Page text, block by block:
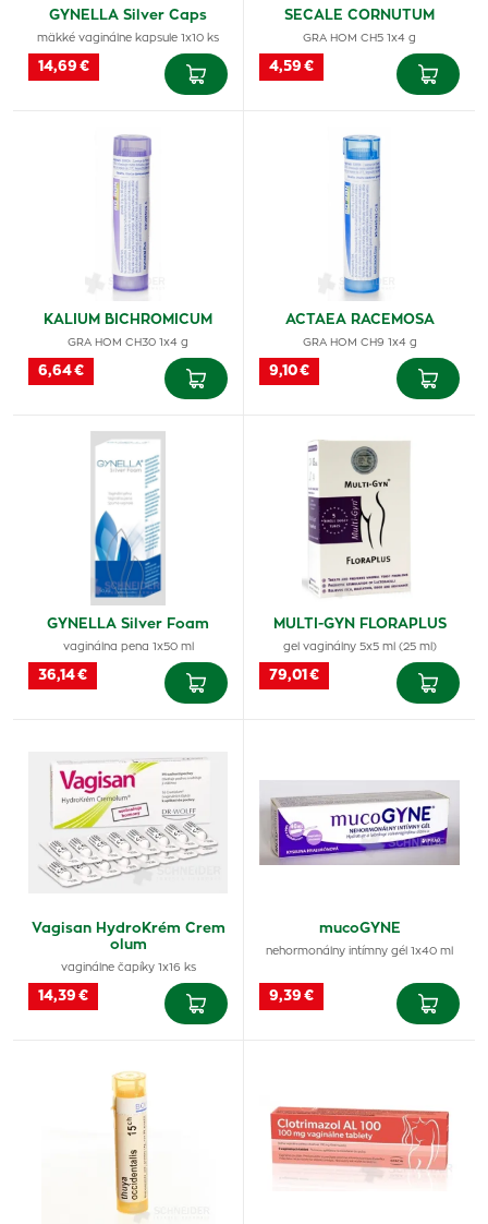
GYNELLA Silver Caps
mäkké vaginálne kapsule 1x10 ks
14,69 €
SECALE CORNUTUM
GRA HOM CH5 1x4 g
4,59 €
KALIUM BICHROMICUM
GRA HOM CH30 1x4 g
6,64 €
ACTAEA RACEMOSA
GRA HOM CH9 1x4 g
9,10 €
GYNELLA Silver Foam
vaginálna pena 1x50 ml
36,14 €
MULTI-GYN FLORAPLUS
gel vaginálny 5x5 ml (25 ml)
79,01 €
Vagisan HydroKrém Crem
olum
vaginálne čapíky 1x16 ks
14,39 €
mucoGYNE
nehormonálny intímny gél 1x40 ml
9,39 €